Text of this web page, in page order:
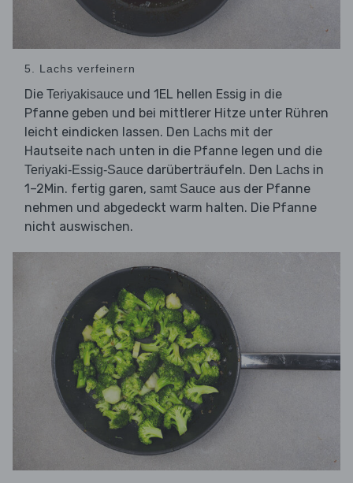
5. Lachs verfeinern
Die Teriyakisauce und 1EL hellen Essig in die
Pfanne geben und bei mittlerer Hitze unter Rühren
leicht eindicken lassen. Den Lachs mit der
Hautseite nach unten in die Pfanne legen und die
Teriyaki-Essig-Sauce darüberträufeln. Den Lachs in
1–2Min. fertig garen, samt Sauce aus der Pfanne
nehmen und abgedeckt warm halten. Die Pfanne
nicht auswischen.